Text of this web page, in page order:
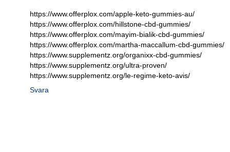
https://www.offerplox.com/apple-keto-gummies-au/
https://www.offerplox.com/hillstone-cbd-gummies/
https://www.offerplox.com/mayim-bialik-cbd-gummies/
https://www.offerplox.com/martha-maccallum-cbd-gummies/
https://www.supplementz.org/organixx-cbd-gummies/
https://www.supplementz.org/ultra-proven/
https://www.supplementz.org/le-regime-keto-avis/
Svara